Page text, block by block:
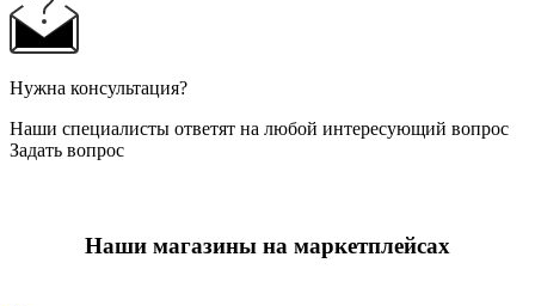
Нужна консультация?
Наши специалисты ответят на любой интересующий вопрос
Задать вопрос
Наши магазины на маркетплейсах